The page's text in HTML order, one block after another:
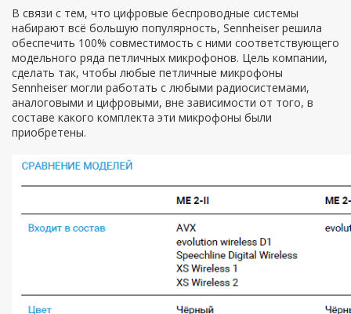
В связи с тем, что цифровые беспроводные системы
набирают всё большую популярность, Sennheiser решила
обеспечить 100% совместимость с ними соответствующего
модельного ряда петличных микрофонов. Цель компании,
сделать так, чтобы любые петличные микрофоны
Sennheiser могли работать с любыми радиосистемами,
аналоговыми и цифровыми, вне зависимости от того, в
составе какого комплекта эти микрофоны были
приобретены.